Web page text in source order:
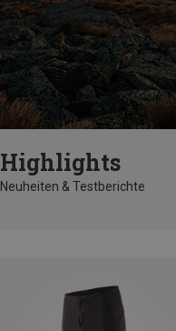
Highlights
Neuheiten & Testberichte